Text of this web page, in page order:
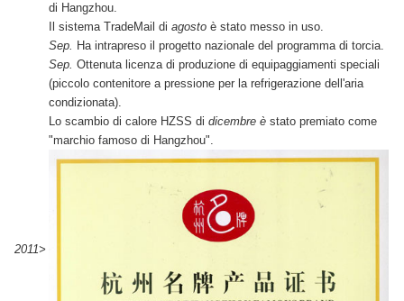
2011>
di Hangzhou.
Il sistema TradeMail diagosto è stato messo in uso.
Sep. Ha intrapreso il progetto nazionale del programma di torcia.
Sep. Ottenuta licenza di produzione di equipaggiamenti speciali
(piccolo contenitore a pressione per la refrigerazione dell'aria
condizionata).
Lo scambio di calore HZSS didicembre è stato premiato come
"marchio famoso di Hangzhou".